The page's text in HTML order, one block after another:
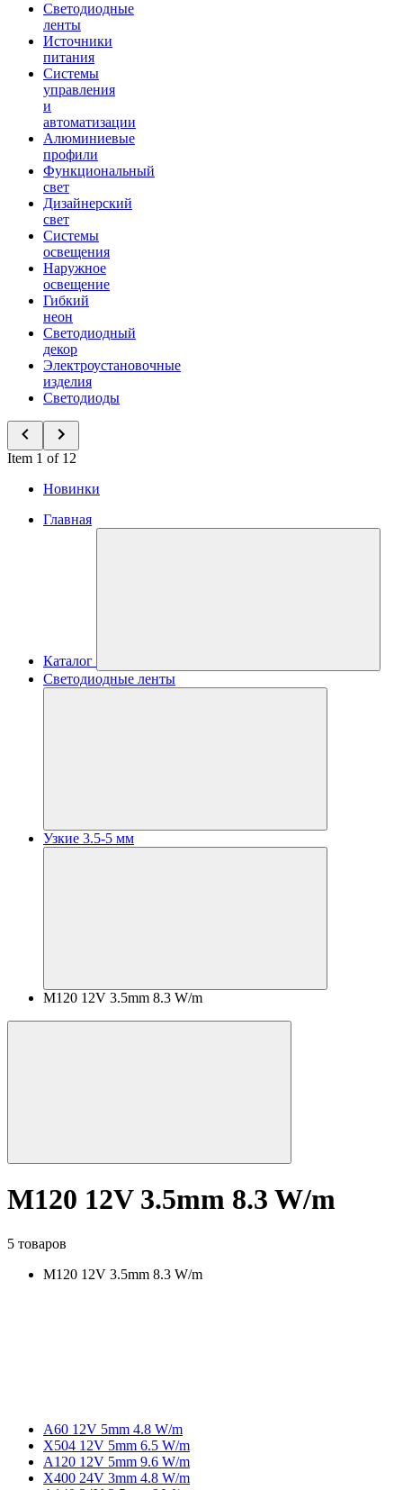
Светодиодные
ленты
Источники
питания
Системы
управления
и
автоматизации
Алюминиевые
профили
Функциональный
свет
Дизайнерский
свет
Системы
освещения
Наружное
освещение
Гибкий
неон
Светодиодный
декор
Электроустановочные
изделия
Светодиоды
Item 1 of 12
Новинки
Главная
Каталог
Светодиодные ленты
Узкие 3.5-5 мм
M120 12V 3.5mm 8.3 W/m
M120 12V 3.5mm 8.3 W/m
5 товаров
M120 12V 3.5mm 8.3 W/m
A60 12V 5mm 4.8 W/m
X504 12V 5mm 6.5 W/m
A120 12V 5mm 9.6 W/m
X400 24V 3mm 4.8 W/m